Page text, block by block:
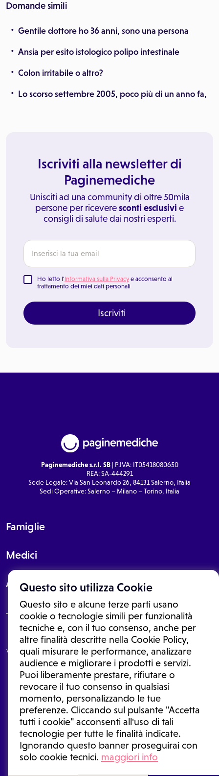
Questo sito utilizza Cookie
Questo sito e alcune terze parti usano
cookie o tecnologie simili per funzionalità
tecniche e, con il tuo consenso, anche per
altre finalità descritte nella Cookie Policy,
quali misurare le performance, analizzare
audience e migliorare i prodotti e servizi.
Puoi liberamente prestare, rifiutare o
revocare il tuo consenso in qualsiasi
momento, personalizzando le tue
preferenze. Cliccando sul pulsante "Accetta
tutti i cookie" acconsenti all'uso di tali
tecnologie per tutte le finalità indicate.
Ignorando questo banner proseguirai con
solo cookie tecnici. maggiori info
Domande simili
Gentile dottore ho 36 anni, sono una persona
Ansia per esito istologico polipo intestinale
Colon irritabile o altro?
Lo scorso settembre 2005, poco più di un anno fa,
Iscriviti alla newsletter di
Paginemediche
Unisciti ad una community di oltre 50mila
persone per riceveresconti esclusivi e
consigli di salute dai nostri esperti.
Ho letto l'Informativa sulla Privacy e acconsento al
trattamento dei miei dati personali
Iscriviti
Paginemediche s.r.l. SB| P.IVA: IT05418080650
REA: SA-444291
Sede Legale: Via San Leonardo 26, 84131 Salerno, Italia
Sedi Operative: Salerno – Milano – Torino, Italia
Famiglie
Medici
About
Le informazioni proposte in questo sito non sono un consulto medico.
In nessun caso, queste informazioni sostituiscono un consulto, una
visita o una diagnosi formulata dal medico. Non si devono considerare
le informazioni disponibili come suggerimenti per la formulazione di
una diagnosi, la determinazione di un trattamento o l'assunzione o
sospensione di un farmaco senza prima consultare un medico di
medicina generale o uno specialista.
Condizioni di utilizzo|Privacy Policy |Gestione cookie
Ⓒ 2026 | Tutti i diritti riservati.